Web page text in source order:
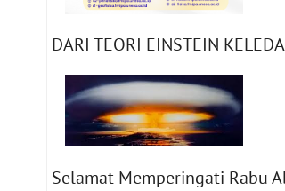
DARI TEORI EINSTEIN
Selamat Memperingati Rabu